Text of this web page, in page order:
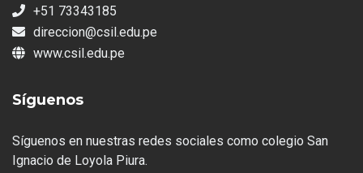
+51 73343185
direccion@csil.edu.pe
www.csil.edu.pe
Síguenos
Síguenos en nuestras redes sociales como colegio San
Ignacio de Loyola Piura.